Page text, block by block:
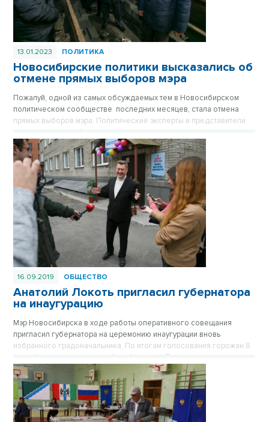
13.01.2023 ПОЛИТИКА
Новосибирские политики высказались об
отмене прямых выборов мэра
Пожалуй, одной из самых обсуждаемых тем в Новосибирском
политическом сообществе последних месяцев, стала отмена
прямых выборов мэра. Политические эксперты и представители
депутатского сообщества региона делятся своими
соображениями по данному вопросу. В сложившейся в
Новосибирске ситуации, по управлению городским хозяйством,
для многих экспертов институт сити-менеджера, видится более
эффективным инструментом управления городом.
16.09.2019 ОБЩЕСТВО
Анатолий Локоть пригласил губернатора
на инаугурацию
Мэр Новосибирска в ходе работы оперативного совещания
пригласил губернатора на церемонию инаугурации вновь
избранного градоначальника. По итогам голосования горожан 8
сентября мэром города избран Анатолий Локоть.